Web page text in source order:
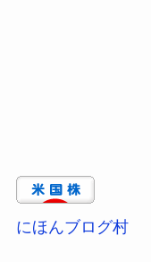
にほんブログ村